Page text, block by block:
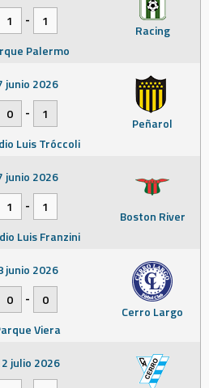
Racing
1
-
1
Palermo
Peñarol
junio 2026
0
-
1
Luis Tróccoli
Boston River
junio 2026
1
-
1
Luis Franzini
Cerro Largo
junio 2026
0
-
0
Viera
julio 2026